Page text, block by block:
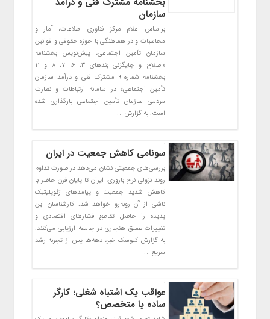
سازمان
براساس اعلام مرکز فناوری اطلاعات، آمار و
محاسبات و در هماهنگی با حوزه حقوقی و قوانین
سازمان تأمین اجتماعی، پیش‌نویس بخشنامه
«اصلاح و جایگزنی بندهای ۳، ۶، ۷، ۸ و ۱۱
بخشنامه شماره ۹ مشترک فنی و درآمد سازمان
تأمین اجتماعی» در سامانه ارتباطات و نظارت
مردمی سازمان تأمین اجتماعی بارگذاری شده
است. به گزارش […]
سونامی کاهش جمعیت در ایران
بررسی‌های جمعیتی نشان می‌دهد در صورت تداوم
روند نزولی نرخ باروری، ایران تا پایان قرن حاضر با
کاهش شدید جمعیت و پیامدهای ژئوپلیتیک
ناشی از آن روبه‌رو خواهد شد. کارشناسان این
پدیده را حاصل تقاطع فشارهای اقتصادی و
تغییرات عمیق هنجاری در جامعه ارزیابی می‌کنند.
به گزارش کیوسک خبر، دهه‌ها پس از تجربه رشد
سریع […]
عواقب یک اشتباه شغلی؛ کارگر
ساده یا متخصص؟